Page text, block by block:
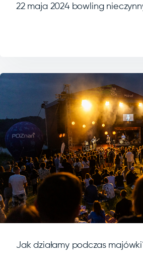
22 maja 2024 bowling
Jak działamy podczas